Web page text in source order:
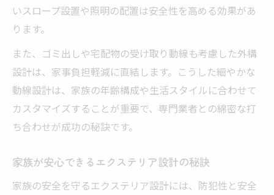
外構工事で家族の安心を守る工夫とは
力
毎日が楽しくなる外構工事の成功実例集
外構工事で変わる家族の暮らしとエピソー
ド
エクステリア実例から学ぶ外構工事の工夫
外構工事の実例紹介で分かるデザインの魅
力
いスロープ設置や照明の配置は安全性を高める効果があ
ります。
また、ゴミ出しや宅配物の受け取り動線も考慮した外構
設計は、家事負担軽減に直結します。こうした細やかな
動線設計は、家族の年齢構成や生活スタイルに合わせて
カスタマイズすることが重要で、専門業者との綿密な打
ち合わせが成功の秘訣です。
家族が安心できるエクステリア設計の秘訣
家族の安全を守るエクステリア設計には、防犯性と安全